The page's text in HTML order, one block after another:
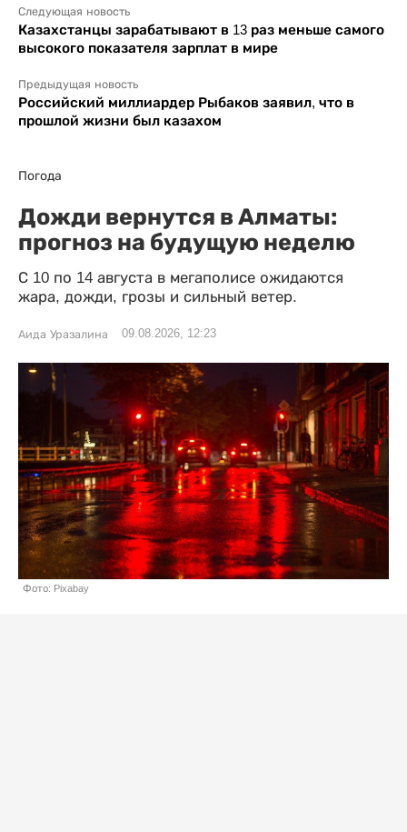
Следующая новость
Казахстанцы зарабатывают в 13 раз меньше самого
высокого показателя зарплат в мире
Предыдущая новость
Российский миллиардер Рыбаков заявил, что в
прошлой жизни был казахом
Погода
Дожди вернутся в Алматы:
прогноз на будущую неделю
С 10 по 14 августа в мегаполисе ожидаются
жара, дожди, грозы и сильный ветер.
Аида Уразалина 09.08.2026, 12:23
Фото: Pixabay